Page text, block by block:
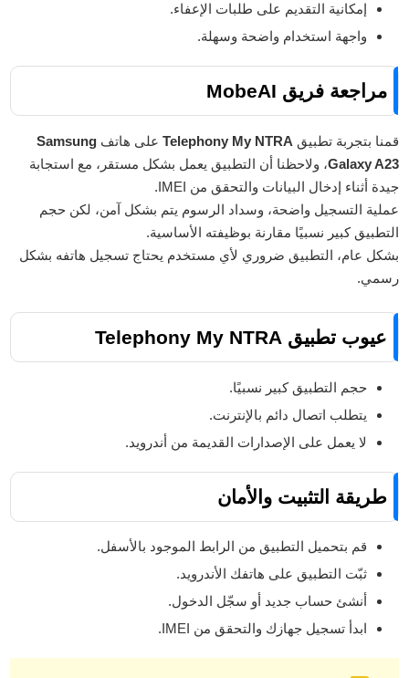
إمكانية التقديم على طلبات الإعفاء.
واجهة استخدام واضحة وسهلة.
مراجعة فريق MobeAI
قمنا بتجربة تطبيق Telephony My NTRA على هاتف Samsung
Galaxy A23، ولاحظنا أن التطبيق يعمل بشكل مستقر، مع استجابة
جيدة أثناء إدخال البيانات والتحقق من IMEI.
عملية التسجيل واضحة، وسداد الرسوم يتم بشكل آمن، لكن حجم
التطبيق كبير نسبيًا مقارنة بوظيفته الأساسية.
بشكل عام، التطبيق ضروري لأي مستخدم يحتاج تسجيل هاتفه بشكل
رسمي.
عيوب تطبيق Telephony My NTRA
حجم التطبيق كبير نسبيًا.
يتطلب اتصال دائم بالإنترنت.
لا يعمل على الإصدارات القديمة من أندرويد.
طريقة التثبيت والأمان
قم بتحميل التطبيق من الرابط الموجود بالأسفل.
ثبّت التطبيق على هاتفك الأندرويد.
أنشئ حساب جديد أو سجّل الدخول.
ابدأ تسجيل جهازك والتحقق من IMEI.